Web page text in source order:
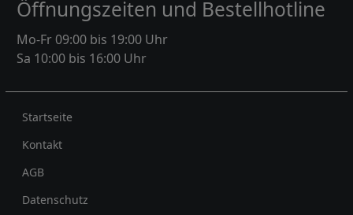
Öffnungszeiten und Bestellhotline
Mo-Fr 09:00 bis 19:00 Uhr
Sa 10:00 bis 16:00 Uhr
Rechtliches
Startseite
Kontakt
AGB
Datenschutz